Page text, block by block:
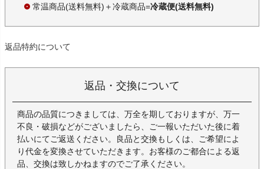
常温商品(送料無料)＋冷蔵商品=冷蔵便(送料無料)
返品特約について
返品・交換について
商品の品質につきましては、万全を期しておりますが、万一
不良・破損などがございましたら、ご一報いただいた後に着
払いにてご返送ください。良品と交換もしくは、ご希望によ
り代金を変換させていただきます。お客様のご都合による返
品、交換は致しかねますのでご了承ください。